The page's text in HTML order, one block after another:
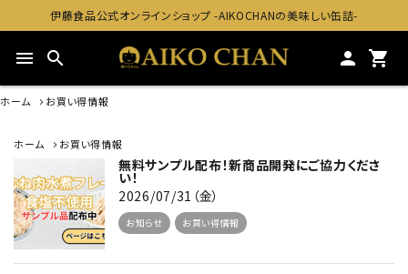
伊藤食品公式オンラインショップ -AIKOCHANの美味しい缶詰-
menu search person shopping_cart
ホーム お買い得情報
ホーム お買い得情報
無料サンプル配布！新商品開発にご協力くださ
い！
2026/07/31（金）
お知らせ お買い得情報